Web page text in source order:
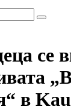
се
в